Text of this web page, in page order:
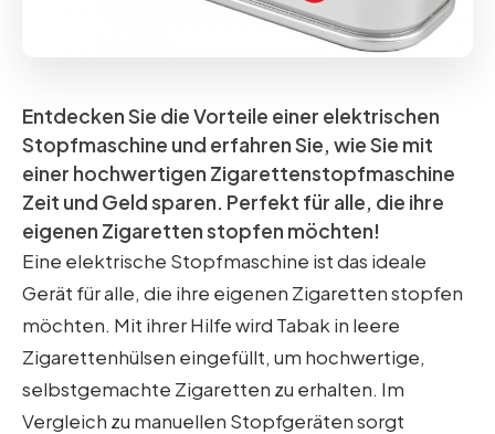
Entdecken Sie die Vorteile einer elektrischen
Stopfmaschine und erfahren Sie, wie Sie mit
einer hochwertigen Zigarettenstopfmaschine
Zeit und Geld sparen. Perfekt für alle, die ihre
eigenen Zigaretten stopfen möchten!
Eine elektrische Stopfmaschine ist das ideale
Gerät für alle, die ihre eigenen Zigaretten stopfen
möchten. Mit ihrer Hilfe wird Tabak in leere
Zigarettenhülsen eingefüllt, um hochwertige,
selbstgemachte Zigaretten zu erhalten. Im
Vergleich zu manuellen Stopfgeräten sorgt